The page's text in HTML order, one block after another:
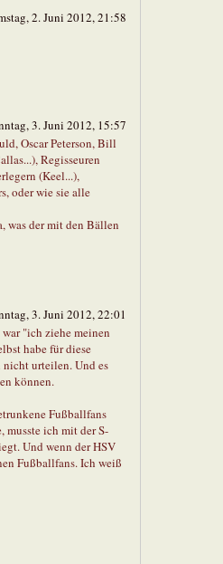
2. Juni 2012, 21:58
3. Juni 2012, 15:57
Oscar Peterson, Bill
Regisseuren
(Keel...),
oder wie sie alle
was der mit den Bällen
3. Juni 2012, 22:01
"ich ziehe meinen
habe für diese
nicht urteilen. Und es
können.
Fußballfans
musste ich mit der S-
Und wenn der HSV
Fußballfans. Ich weiß